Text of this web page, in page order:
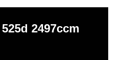
2497ccm